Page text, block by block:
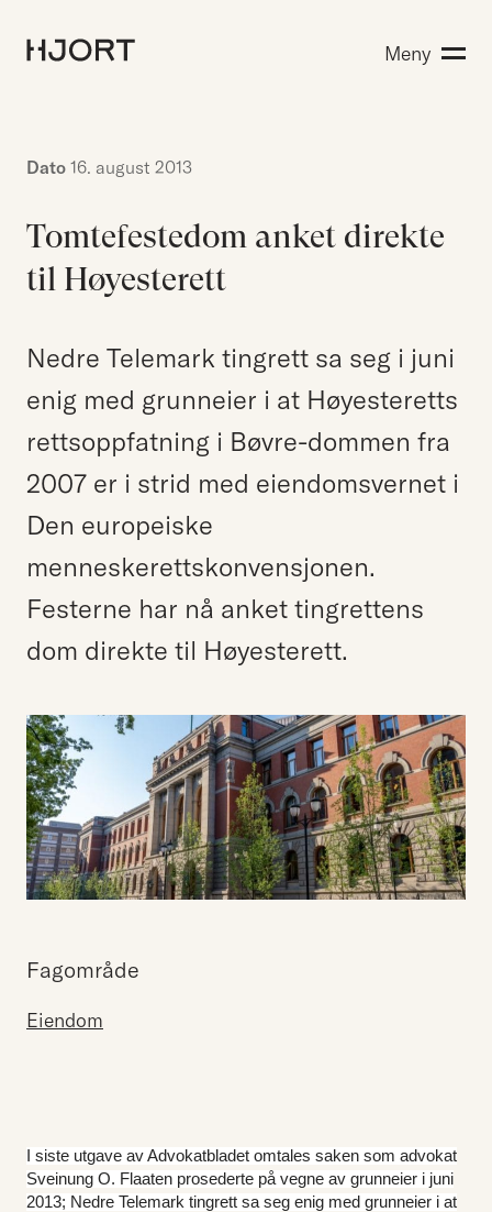
Menneskene
EN
NO
Hjort Bridge
Søk etter:
Meny
Dato 16. august 2013
Tomtefestedom anket direkte
til Høyesterett
Nedre Telemark tingrett sa seg i juni
enig med grunneier i at Høyesteretts
rettsoppfatning i Bøvre-dommen fra
2007 er i strid med eiendomsvernet i
Den europeiske
menneskerettskonvensjonen.
Festerne har nå anket tingrettens
dom direkte til Høyesterett.
Fagområde
Eiendom
I siste utgave av Advokatbladet omtales saken som advokat
Sveinung O. Flaaten prosederte på vegne av grunneier i juni
2013; Nedre Telemark tingrett sa seg enig med grunneier i at